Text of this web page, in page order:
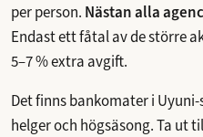
per person. Nästan alla
Endast ett fåtal av de större
5–7 % extra avgift.
Det finns bankomater i
helger och högsäsong. Ta ut